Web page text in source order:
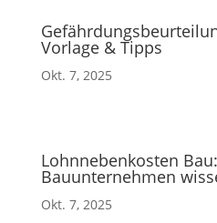
Vorlage & Tipps
Okt. 7, 2025
Lohnnebenkosten
Bauunternehmen
Okt. 7, 2025